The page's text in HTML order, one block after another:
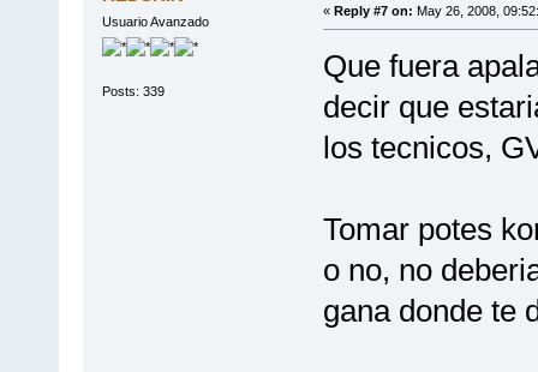
Usuario Avanzado
Posts: 339
« Reply #7 on: May 26, 2008,
Que fuera
decir que
los tecnicos,
Tomar potes
o no, no
gana donde te